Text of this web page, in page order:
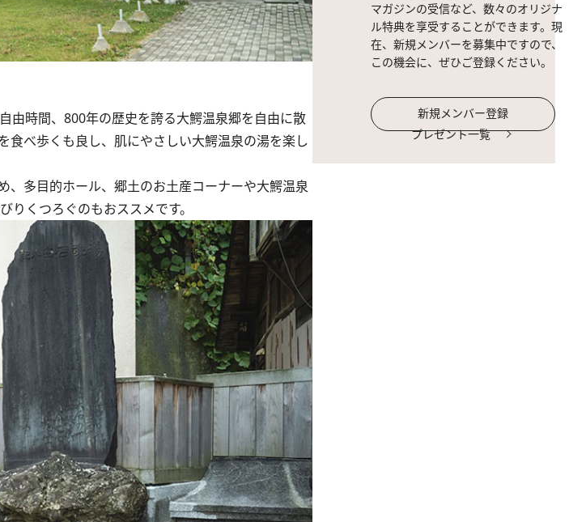
由時間、800年の歴史を誇る大鰐温泉郷を自由に散
食べ歩くも良し、肌にやさしい大鰐温泉の湯を楽し
多目的ホール、郷土のお土産コーナーや大鰐温泉
くつろぐのもおススメです。
マガジンの受信など、数々のオリジナ
ル特典を享受することができます。現
在、新規メンバーを募集中ですので、
この機会に、ぜひご登録ください。
新規メンバー登録
プレゼント一覧